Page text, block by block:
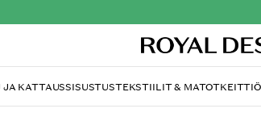
JA KATTAUSSISUSTUSTEKSTIILIT & MATOTKEITTIÖ